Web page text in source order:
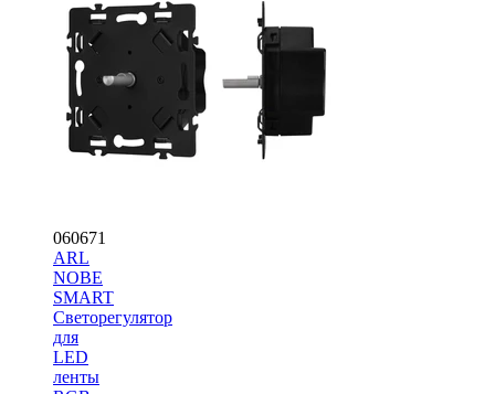
060671
ARL
NOBE
SMART
Светорегулятор
для
LED
ленты